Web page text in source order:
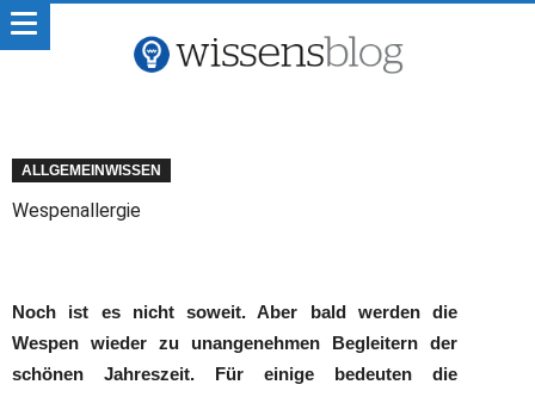
ALLGEMEINWISSEN
Wespenallergie
Noch ist es nicht soweit. Aber bald werden die
Wespen wieder zu unangenehmen Begleitern der
schönen Jahreszeit. Für einige bedeuten die